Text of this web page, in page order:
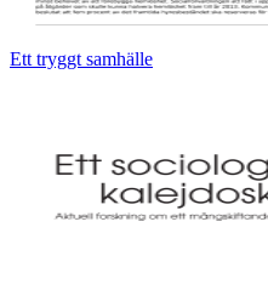
Ett tryggt samhälle